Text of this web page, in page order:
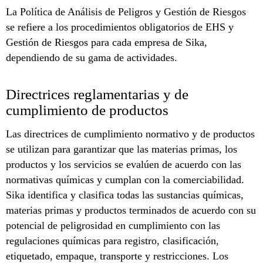
La Política de Análisis de Peligros y Gestión de Riesgos
se refiere a los procedimientos obligatorios de EHS y
Gestión de Riesgos para cada empresa de Sika,
dependiendo de su gama de actividades.
Directrices reglamentarias y de
cumplimiento de productos
Las directrices de cumplimiento normativo y de productos
se utilizan para garantizar que las materias primas, los
productos y los servicios se evalúen de acuerdo con las
normativas químicas y cumplan con la comerciabilidad.
Sika identifica y clasifica todas las sustancias químicas,
materias primas y productos terminados de acuerdo con su
potencial de peligrosidad en cumplimiento con las
regulaciones químicas para registro, clasificación,
etiquetado, empaque, transporte y restricciones. Los